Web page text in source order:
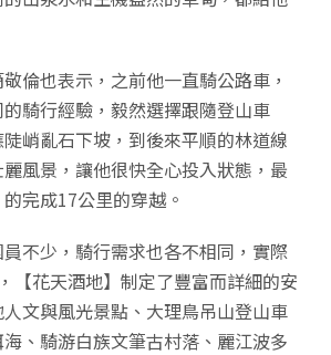
倫也表示，之前他一直騎公路車，
騎行經驗，毅然選擇跟隨登山車
峭亂石下坡，到後來平順的林道線
風景，讓他很快全心投入狀態，最
完成17公里的穿越。
不少，騎行需求也各不相同，實際
【花天酒地】制定了豐富而詳細的安
文與風光景點、大理鳥吊山登山車
、騎游白族文筆古村落、麗江波多